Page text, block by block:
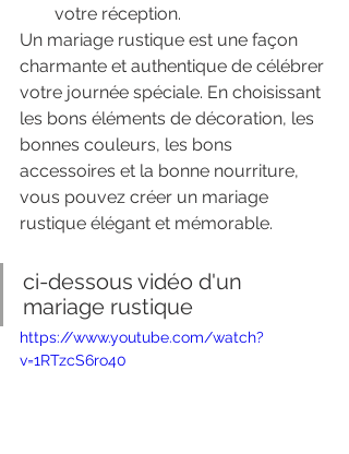
votre réception.
Un mariage rustique est une façon
charmante et authentique de célébrer
votre journée spéciale. En choisissant
les bons éléments de décoration, les
bonnes couleurs, les bons
accessoires et la bonne nourriture,
vous pouvez créer un mariage
rustique élégant et mémorable.
ci-dessous vidéo d'un
mariage rustique
https://www.youtube.com/watch?
v=1RTzcS6ro40